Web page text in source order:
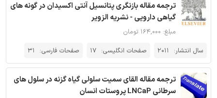
ترجمه مقاله بازنگری پتانسیل آنتی اکسیدان در گونه های
گیاهی دارویی - نشریه الزویر
مبلغ: ۱۶۴,۰۰۰ تومان
سال انتشار:
2011 صفحات انگلیسی: 17 صفحات فارسی: 31
ترجمه مقاله القای سمیت سلولی گیاه گزنه در سلول های
سرطانی LNCaP پروستات انسان